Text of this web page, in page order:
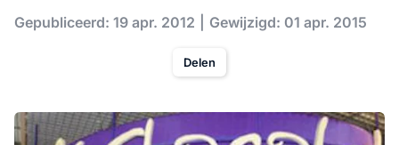
Gepubliceerd: 19 apr. 2012 Gewijzigd: 01 apr. 2015
Delen